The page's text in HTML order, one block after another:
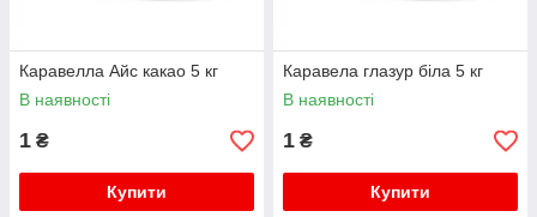
Каравелла Айс какао 5 кг
В наявності
1 ₴
Купити
Каравела глазур біла 5 кг
В наявності
1 ₴
Купити